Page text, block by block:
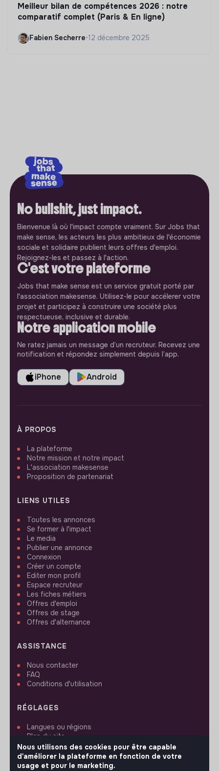
Meilleur bilan de compétences 2026 : notre
comparatif complet (Paris & En ligne)
Fabien Secherre•12 décembre 2025
No bullshit, just impact.
Bienvenue là où l'impact compte vraiment. Sur Jobs that
make sense, les acteurs les plus ambitieux de l'économie
sociale et solidaire publient leurs offres d'emploi.
Rejoignez-les et passez à l'action.
C'est votre plateforme
Jobs that make sense est un service gratuit porté par
l'association makesense. Utilisez-le pour accélerer votre
projet et participez à construire une société plus
respectueuse, inclusive et durable.
Notre application mobile
Ne ratez jamais un message d’un recruteur. Recevez une
notification et répondez simplement depuis l’app.
iPhone Android
À PROPOS
La plateforme
Notre mission et notre impact
L'association makesense
Proposition de partenariat
LIENS UTILES
Toutes les annonces
Se former à l'impact
Le media
Publier une annonce
Connexion
Créer un compte
Editer mon profil
Espace recruteur
Les fiches métiers
Offres d'emploi
Offres de stage
Offres d'alternance
ASSISTANCE
Nous contacter
FAQ
Conditions d'utilisation
RÉGLAGES
Langues ou régions
Plan du site
Paramètres des cookies
Nous utilisons des cookies pour être capable
d'améliorer la plateforme en fonction de votre
usage et pour le marketing.